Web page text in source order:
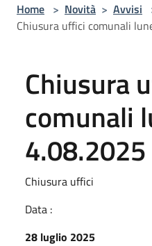
Home > Novità > Avvisi
Chiusura uffici comunali
Chiusura
comunali
4.08.2025
Chiusura uffici
Data :
28 luglio 2025